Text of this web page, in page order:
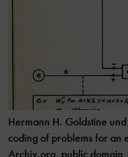
Hermann H. Goldstine
coding of problems for an